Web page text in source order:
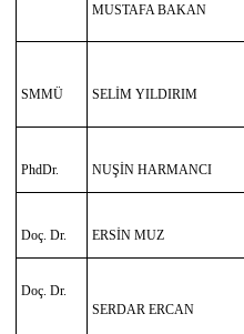
MUSTAFA BAKAN
SMMÜ SELİM YILDIRIM
PhdDr. NUŞİN HARMANCI
Doç. Dr. ERSİN MUZ
Doç. Dr.
SERDAR ERCAN